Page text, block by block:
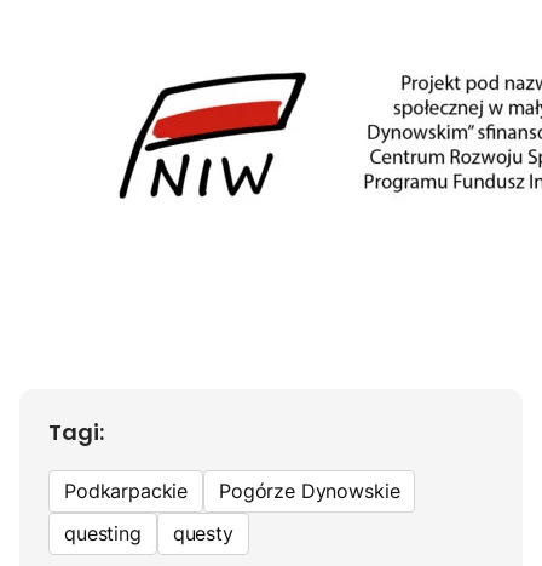
Tagi:
Podkarpackie
Pogórze Dynowskie
questing
questy